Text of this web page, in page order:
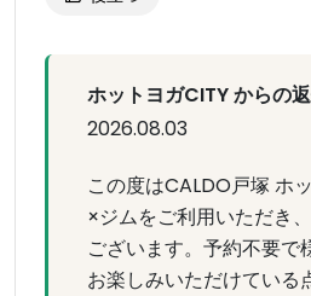
ホットヨガCITY からの
2026.08.03
この度はCALDO戸塚 ホ
×ジムをご利用いただき
ございます。予約不要で
お楽しみいただけている